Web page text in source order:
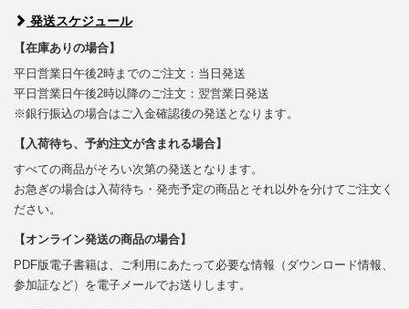
発送スケジュール
【在庫ありの場合】
平日営業日午後2時までのご注文：当日発送
平日営業日午後2時以降のご注文：翌営業日発送
※銀行振込の場合はご入金確認後の発送となります。
【入荷待ち、予約注文が含まれる場合】
すべての商品がそろい次第の発送となります。
お急ぎの場合は入荷待ち・発売予定の商品とそれ以外を分けてご注文く
ださい。
【オンライン発送の商品の場合】
PDF版電子書籍は、ご利用にあたって必要な情報（ダウンロード情報、
参加証など）を電子メールでお送りします。